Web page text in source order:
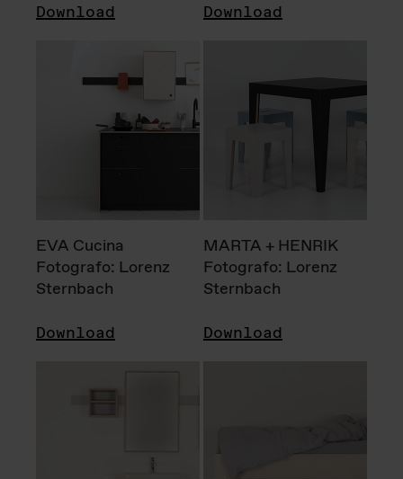
Download Download
EVA Cucina
Fotografo: Lorenz
Sternbach
Download
MARTA + HENRIK
Fotografo: Lorenz
Sternbach
Download